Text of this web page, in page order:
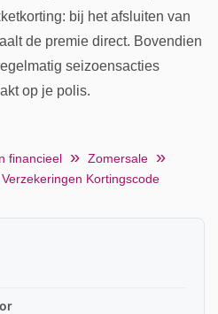
bij het afsluiten van
de premie direct. Bovendien
seizoensacties
op je polis.
financieel
Zomersale
Verzekeringen Kortingscode